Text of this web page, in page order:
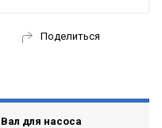
Поделиться
Вал для насоса